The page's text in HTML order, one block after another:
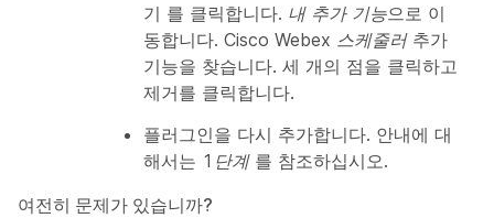
기 를 클릭합니다. 내 추가 기능으로 이
동합니다. Cisco Webex 스케줄러추가
기능을 찾습니다. 세 개의 점을 클릭하고
제거를 클릭합니다.
플러그인을 다시 추가합니다. 안내에 대
해서는 1단계를 참조하십시오.
여전히 문제가 있습니까?